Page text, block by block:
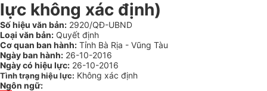
lực không xác định)
Số hiệu văn bản: 2920/QĐ-UBND
Loại văn bản: Quyết định
Cơ quan ban hành: Tỉnh Bà Rịa - Vũng Tàu
Ngày ban hành: 26-10-2016
Ngày có hiệu lực: 26-10-2016
Tình trạng hiệu lực: Không xác định
Ngôn ngữ: